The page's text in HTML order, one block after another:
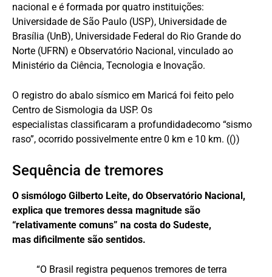
nacional e é formada por quatro instituições:
Universidade de São Paulo (USP), Universidade de
Brasília (UnB), Universidade Federal do Rio Grande do
Norte (UFRN) e Observatório Nacional, vinculado ao
Ministério da Ciência, Tecnologia e Inovação.
O registro do abalo sísmico em Maricá foi feito pelo
Centro de Sismologia da USP. Os
especialistas classificaram a profundidadecomo “sismo
raso”, ocorrido possivelmente entre 0 km e 10 km. (())
Sequência de tremores
O sismólogo Gilberto Leite, do Observatório Nacional,
explica que tremores dessa magnitude são
“relativamente comuns” na costa do Sudeste,
mas dificilmente são sentidos.
“O Brasil registra pequenos tremores de terra